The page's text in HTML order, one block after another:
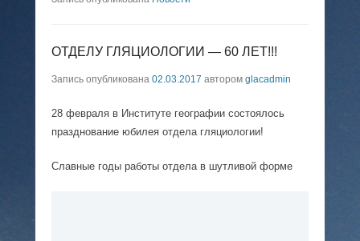
ОТДЕЛУ ГЛЯЦИОЛОГИИ — 60 ЛЕТ!!!
Запись опубликована 02.03.2017 автором glacadmin
28 февраля в Институте географии состоялось
празднование юбилея отдела гляциологии!
Славные годы работы отдела в шутливой форме